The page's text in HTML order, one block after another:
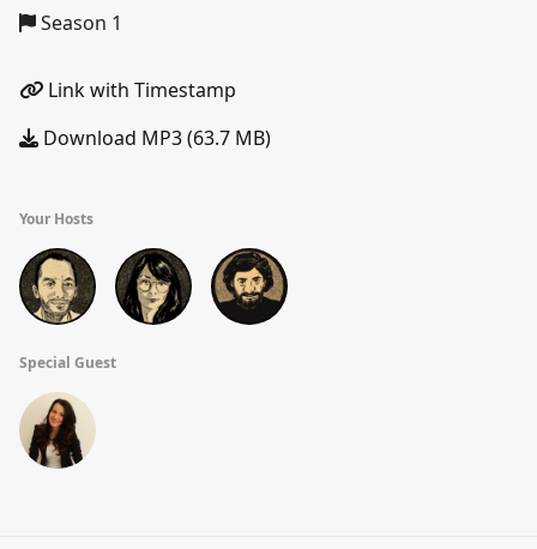
Season 1
Link with Timestamp
Download MP3 (63.7 MB)
Your Hosts
Special Guest